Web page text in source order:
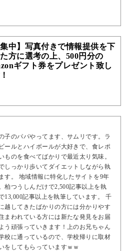
集中】写真付きで情報提供を下
方に選考の上、500円分の
ギフト券をプレゼント致し
子のパパやってます、サムリです。ラ
ールとハイボールが大好きで、食レポ
ものを食べてばかりで最近太り気味。
しっかり歩いてダイエットしながら執
す。 地域情報に特化したサイトを9年
柏つうしんだけで2,500記事以上を執
13,000記事以上を執筆しています。 千
越してきたばかりの方には分かりやす
まわれている方には新たな発見をお届
う頑張っていきます！上のお兄ちゃん
校に通っているので、学校帰りに取材
をしてもらっていますｗｗ